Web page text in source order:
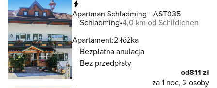
Apartman Schladming - AST035
Schladming 4,0 km od Schildlehen
Apartament:2 łóżka
Bezpłatna anulacja
Bez przedpłaty
od811 zł
za 1 noc, 2 osoby